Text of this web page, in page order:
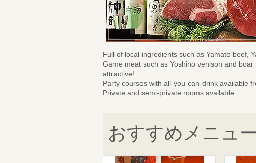
Full of local ingredients such as Yamato beef,
Game meat such as Yoshino venison and
attractive!
Party courses with all-you-can-drink available
Private and semi-private rooms available.
おすすめメニュー